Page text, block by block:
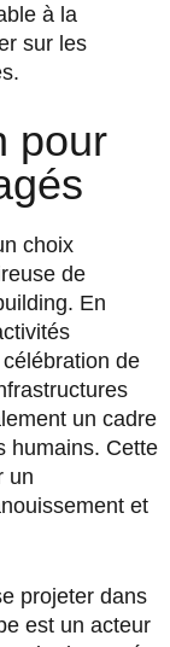
à la
sur les
pour
choix
de
En
de
un cadre
humains. Cette
un
et
projeter dans
est un acteur